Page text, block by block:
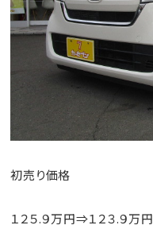
初売り価格
１２５.９万円⇒１２３.９万円